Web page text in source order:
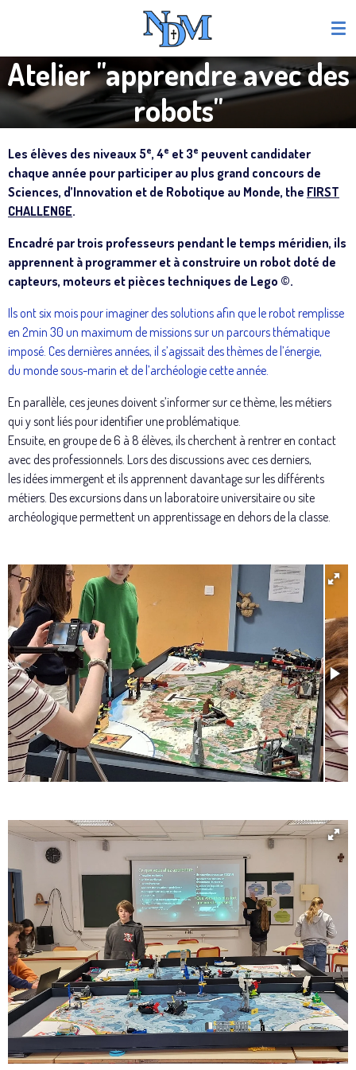
contenu
principal
Atelier "apprendre avec des
robots"
Les élèves des niveaux 5e, 4e et 3e peuvent candidater
chaque année pour participer au plus grand concours de
Sciences, d’Innovation et de Robotique au Monde, the FIRST
CHALLENGE.
Encadré par trois professeurs pendant le temps méridien, ils
apprennent à programmer et à construire un robot doté de
capteurs, moteurs et pièces techniques de Lego ©.
Ils ont six mois pour imaginer des solutions afin que le robot remplisse
en 2min 30 un maximum de missions sur un parcours thématique
imposé. Ces dernières années, il s’agissait des thèmes de l’énergie,
du monde sous-marin et de l’archéologie cette année.
En parallèle, ces jeunes doivent s’informer sur ce thème, les métiers
qui y sont liés pour identifier une problématique.
Ensuite, en groupe de 6 à 8 élèves, ils cherchent à rentrer en contact
avec des professionnels. Lors des discussions avec ces derniers,
les idées immergent et ils apprennent davantage sur les différents
métiers. Des excursions dans un laboratoire universitaire ou site
archéologique permettent un apprentissage en dehors de la classe.